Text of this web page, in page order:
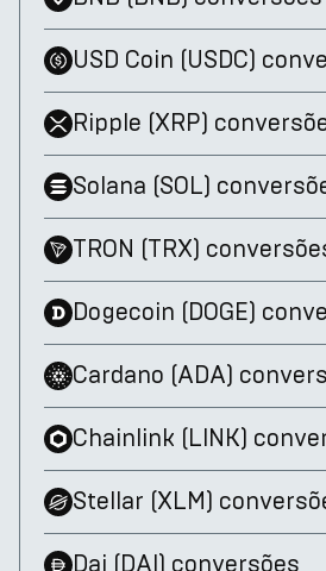
USD Coin (USDC)
Ripple (XRP)
Solana (SOL)
TRON (TRX)
Dogecoin (DOGE)
Cardano (ADA)
Chainlink (LINK)
Stellar (XLM)
Dai (DAI) conversões